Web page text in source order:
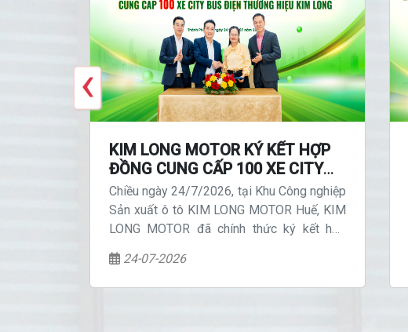
KIM LONG MOTOR KÝ KẾT HỢP
ĐỒNG CUNG CẤP 100 XE CITY
BUS ĐIỆN CHO PHƯƠNG TRINH
BUSLINES, THÚC ĐẨY GIAO
THÔNG XANH
Chiều ngày 24/7/2026, tại Khu Công nghiệp
Sản xuất ô tô KIM LONG MOTOR Huế, KIM
LONG MOTOR đã chính thức ký kết hợp
thương hiệu KIMLONG cho Công ty Cổ phần
Phương Trinh
24-07-2026
‹